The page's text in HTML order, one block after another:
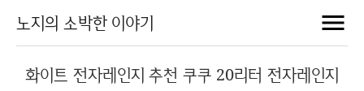
노지의 소박한 이야기
화이트 전자레인지 추천 쿠쿠 20리터 전자레인지